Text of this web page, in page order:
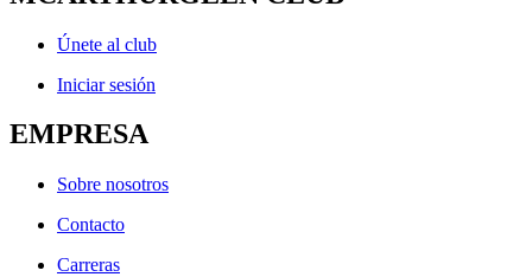
Únete al club
Iniciar sesión
EMPRESA
Sobre nosotros
Contacto
Carreras